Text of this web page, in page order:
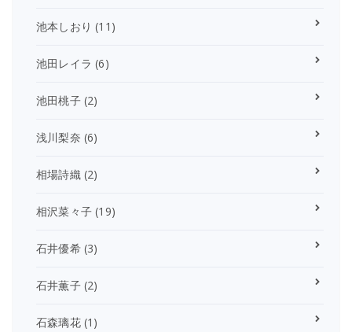
池本しおり (11)
池田レイラ (6)
池田桃子(2)
浅川梨奈 (6)
相場詩織 (2)
相沢菜々子 (19)
石井優希(3)
石井薫子(2)
石森璃花(1)